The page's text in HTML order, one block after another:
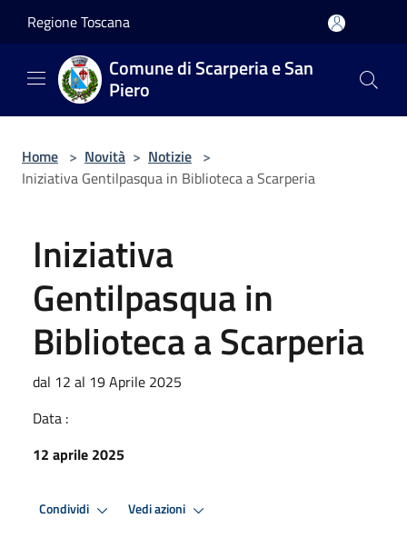
Regione Toscana
Comune di Scarperia e San
Piero
Home > Novità > Notizie >
Iniziativa Gentilpasqua in Biblioteca a Scarperia
Iniziativa
Gentilpasqua in
Biblioteca a Scarperia
dal 12 al 19 Aprile 2025
Data :
12 aprile 2025
Condividi Vedi azioni